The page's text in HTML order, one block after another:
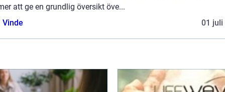
att ge en grundlig översikt öve...
Vinde
01 juli